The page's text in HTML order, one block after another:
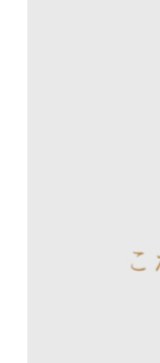
虫歯を防ぐに
や「唾液を増
ンポイントケア
当院では、患
防アドバイスを
「最近虫歯が
の「MC天神こ